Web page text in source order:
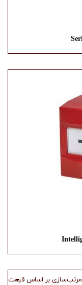
مرتب‌سازی بر اساس قیمت